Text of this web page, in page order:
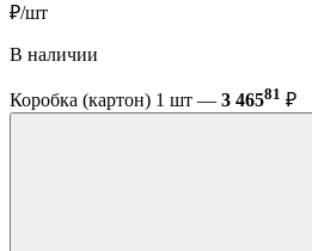
₽/шт
В наличии
Коробка (картон) 1 шт — 3 46581 ₽